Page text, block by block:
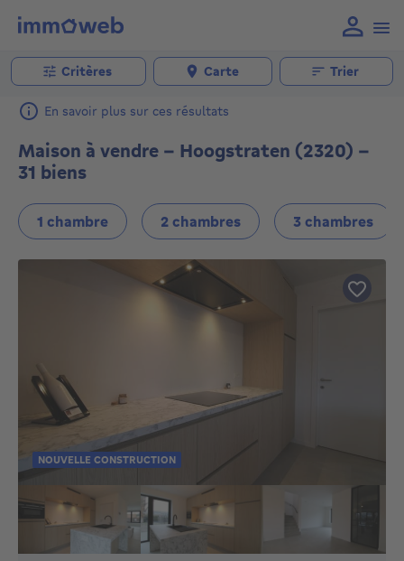
Critères Carte Trier
En savoir plus sur ces résultats
Maison à vendre - Hoogstraten (2320) -
31 biens
1 chambre 2 chambres 3 chambres
NOUVELLE CONSTRUCTION